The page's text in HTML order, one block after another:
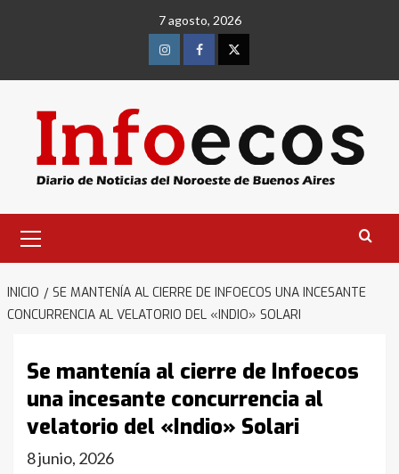
7 agosto, 2026
InstagramFacebookTwitter
primario
INICIO
SE MANTENÍA AL CIERRE DE INFOECOS UNA INCESANTE
CONCURRENCIA AL VELATORIO DEL «INDIO» SOLARI
Se mantenía al cierre de Infoecos
una incesante concurrencia al
velatorio del «Indio» Solari
8 junio, 2026